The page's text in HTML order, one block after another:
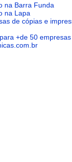
na Barra Funda
na Lapa
de cópias e
+de 50